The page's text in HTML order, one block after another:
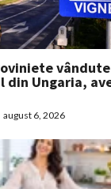
din Ungaria,
august 6, 2026